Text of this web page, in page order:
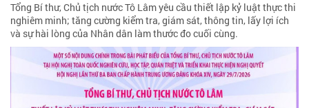
Tổng Bí thư, Chủ tịch nước Tô Lâm yêu cầu thiết lập kỷ luật thực thi
nghiêm minh; tăng cường kiểm tra, giám sát, thông tin, lấy lợi ích
và sự hài lòng của Nhân dân làm thước đo cuối cùng.